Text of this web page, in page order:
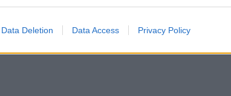
Data Deletion Data Access Privacy Policy